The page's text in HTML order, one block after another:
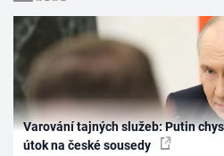
Varování tajných služeb: Putin
útok na české sousedy